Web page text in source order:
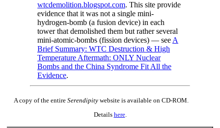
wtcdemolition.blogspot.com. This site provide
evidence that it was not a single mini-
hydrogen-bomb (a fusion device) in each
tower that demolished them but rather several
mini-atomic-bombs (fission devices) — see A
Brief Summary: WTC Destruction & High
Temperature Aftermath: ONLY Nuclear
Bombs and the China Syndrome Fit All the
Evidence.
A copy of the entire Serendipitywebsite is available on CD-ROM.
Details here.